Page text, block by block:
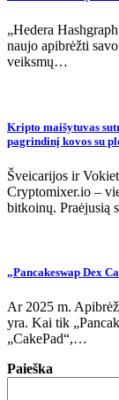
„Hedera
naujo apibrėžti
veiksmų…
Kripto maišytuvas
pagrindinį kovos su
Šveicarijos ir
Cryptomixer.io –
bitkoinų. Praėjusią
„Pancakeswap Dex
Ar 2025 m.
yra. Kai tik
„CakePad“,…
Paieška